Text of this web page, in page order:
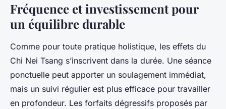
Fréquence et investissement pour
un équilibre durable
Comme pour toute pratique holistique, les effets du
Chi Nei Tsang s’inscrivent dans la durée. Une séance
ponctuelle peut apporter un soulagement immédiat,
mais un suivi régulier est plus efficace pour travailler
en profondeur. Les forfaits dégressifs proposés par